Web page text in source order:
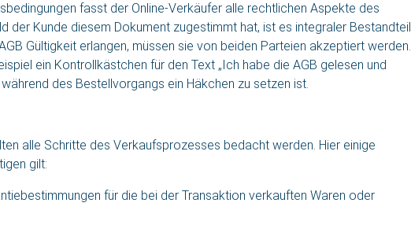
fasst der Online-Verkäufer alle rechtlichen Aspekte des
der Kunde diesem Dokument zugestimmt hat, ist es integraler Bestandteil
Gültigkeit erlangen, müssen sie von beiden Parteien akzeptiert werden.
ein Kontrollkästchen für den Text „Ich habe die AGB gelesen und
des Bestellvorgangs ein Häkchen zu setzen ist.
alle Schritte des Verkaufsprozesses bedacht werden. Hier einige
gilt:
für die bei der Transaktion verkauften Waren oder